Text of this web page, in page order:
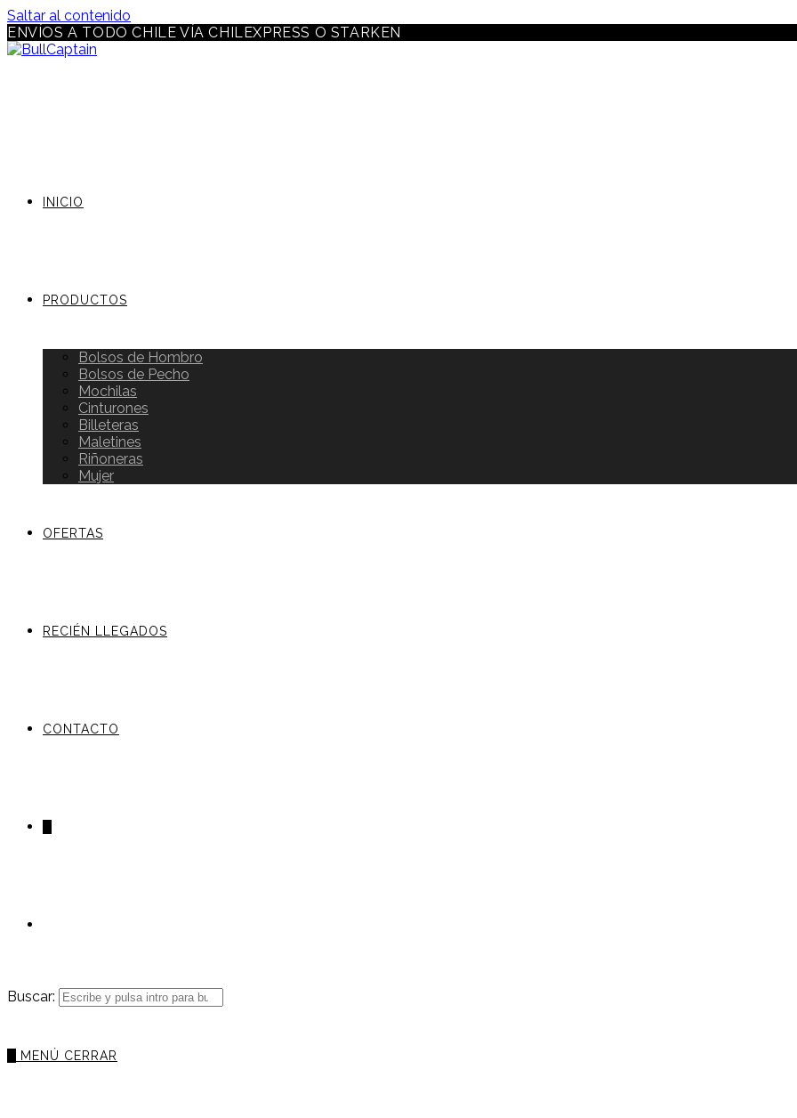
Saltar al contenido
ENVÍOS A TODO CHILE VÍA CHILEXPRESS O STARKEN
INICIO
PRODUCTOS
Bolsos de Hombro
Bolsos de Pecho
Mochilas
Cinturones
Billeteras
Maletines
Riñoneras
Mujer
OFERTAS
RECIÉN LLEGADOS
CONTACTO
Buscar:
MENÚ CERRAR